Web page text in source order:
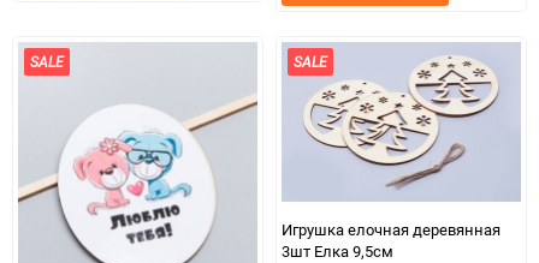
SALE SALE
Игрушка елочная деревянная
3шт Елка 9,5см